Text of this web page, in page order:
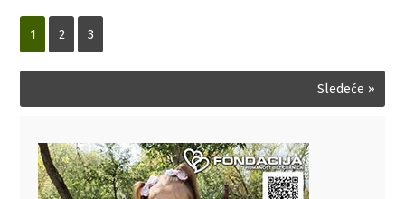
1 2 3
Sledeće »